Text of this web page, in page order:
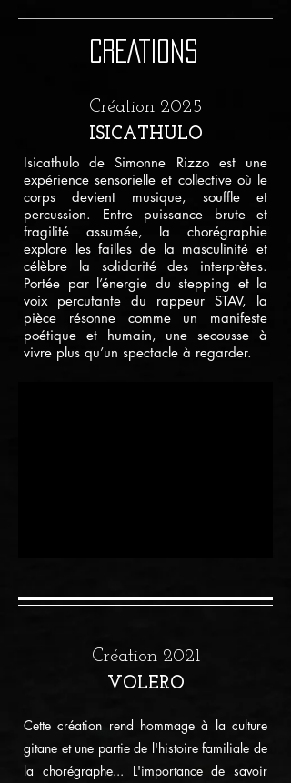
CREATIONS
Création 2025
ISICATHULO
Isicathulo de Simonne Rizzo est une
expérience sensorielle et collective où le
corps devient musique, souffle et
percussion. Entre puissance brute et
fragilité assumée, la chorégraphie
explore les failles de la masculinité et
célèbre la solidarité des interprètes.
Portée par l’énergie du stepping et la
voix percutante du rappeur STAV, la
pièce résonne comme un manifeste
poétique et humain, une secousse à
vivre plus qu’un spectacle à regarder.
Création 2021
VOLERO
Cette création rend hommage à la culture
gitane et une partie de l'histoire familiale de
la chorégraphe... L'importance de savoir